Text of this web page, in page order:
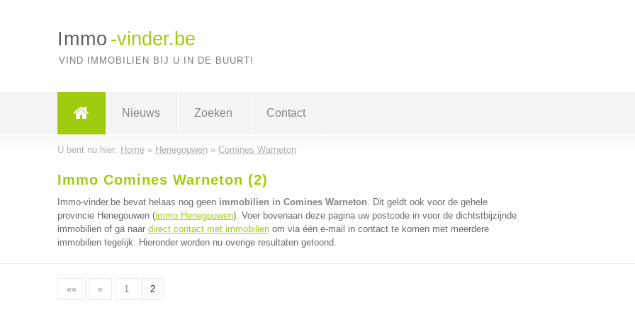
Immo -vinder.be
VIND IMMOBILIEN BIJ U IN DE BUURT!
Nieuws Zoeken Contact
U bent nu hier: Home» Henegouwen» Comines Warneton
Immo Comines Warneton (2)
Immo-vinder.be bevat helaas nog geen immobilien in Comines Warneton. Dit geldt ook voor de gehele
provincie Henegouwen (immo Henegouwen). Voer bovenaan deze pagina uw postcode in voor de dichtstbijzijnde
immobilien of ga naar direct contact met immobilienom via één e-mail in contact te komen met meerdere
immobilien tegelijk. Hieronder worden nu overige resultaten getoond.
«« « 1 2